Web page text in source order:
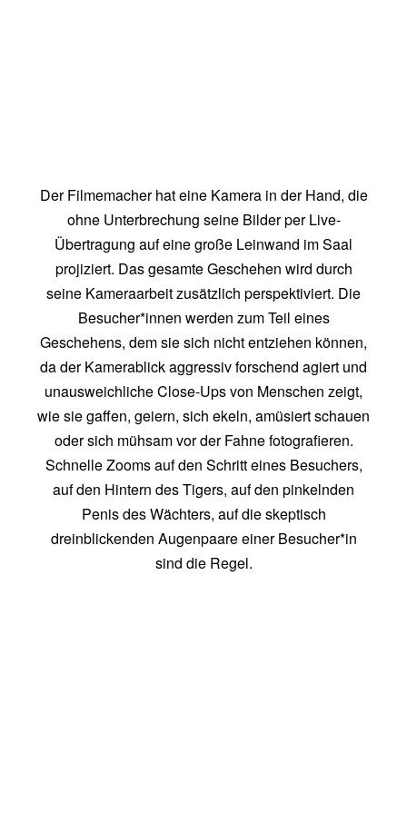
Der Filmemacher hat eine Kamera in der Hand, die
ohne Unterbrechung seine Bilder per Live-
Übertragung auf eine große Leinwand im Saal
projiziert. Das gesamte Geschehen wird durch
seine Kameraarbeit zusätzlich perspektiviert. Die
Besucher*innen werden zum Teil eines
Geschehens, dem sie sich nicht entziehen können,
da der Kamerablick aggressiv forschend agiert und
unausweichliche Close-Ups von Menschen zeigt,
wie sie gaffen, geiern, sich ekeln, amüsiert schauen
oder sich mühsam vor der Fahne fotografieren.
Schnelle Zooms auf den Schritt eines Besuchers,
auf den Hintern des Tigers, auf den pinkelnden
Penis des Wächters, auf die skeptisch
dreinblickenden Augenpaare einer Besucher*in
sind die Regel.